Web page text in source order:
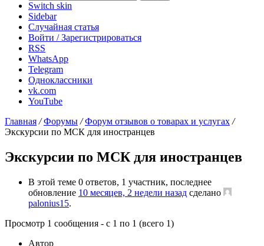
Switch skin
Sidebar
Случайная статья
Войти / Зарегистрироваться
RSS
WhatsApp
Telegram
Одноклассники
vk.com
YouTube
Главная / Форумы / Форум отзывов о товарах и услугах /
Экскурсии по МСК для иностранцев
Экскурсии по МСК для иностранцев
В этой теме 0 ответов, 1 участник, последнее
обновление 10 месяцев, 2 недели назад сделано
palonius15.
Просмотр 1 сообщения - с 1 по 1 (всего 1)
Автор